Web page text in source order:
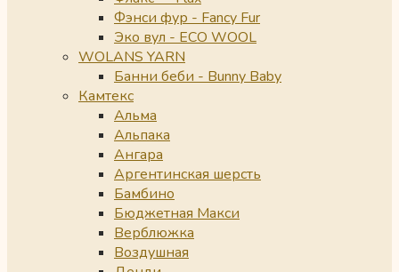
Фэнси фур - Fancy Fur
Эко вул - ECO WOOL
WOLANS YARN
Банни беби - Bunny Baby
Камтекс
Альма
Альпака
Ангара
Аргентинская шерсть
Бамбино
Бюджетная Макси
Верблюжка
Воздушная